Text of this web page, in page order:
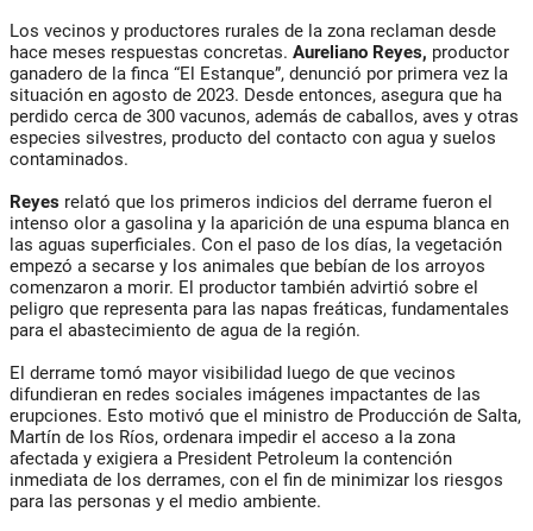
Los vecinos y productores rurales de la zona reclaman desde
hace meses respuestas concretas. Aureliano Reyes, productor
ganadero de la finca “El Estanque”, denunció por primera vez la
situación en agosto de 2023. Desde entonces, asegura que ha
perdido cerca de 300 vacunos, además de caballos, aves y otras
especies silvestres, producto del contacto con agua y suelos
contaminados.
Reyes relató que los primeros indicios del derrame fueron el
intenso olor a gasolina y la aparición de una espuma blanca en
las aguas superficiales. Con el paso de los días, la vegetación
empezó a secarse y los animales que bebían de los arroyos
comenzaron a morir. El productor también advirtió sobre el
peligro que representa para las napas freáticas, fundamentales
para el abastecimiento de agua de la región.
El derrame tomó mayor visibilidad luego de que vecinos
difundieran en redes sociales imágenes impactantes de las
erupciones. Esto motivó que el ministro de Producción de Salta,
Martín de los Ríos, ordenara impedir el acceso a la zona
afectada y exigiera a President Petroleum la contención
inmediata de los derrames, con el fin de minimizar los riesgos
para las personas y el medio ambiente.